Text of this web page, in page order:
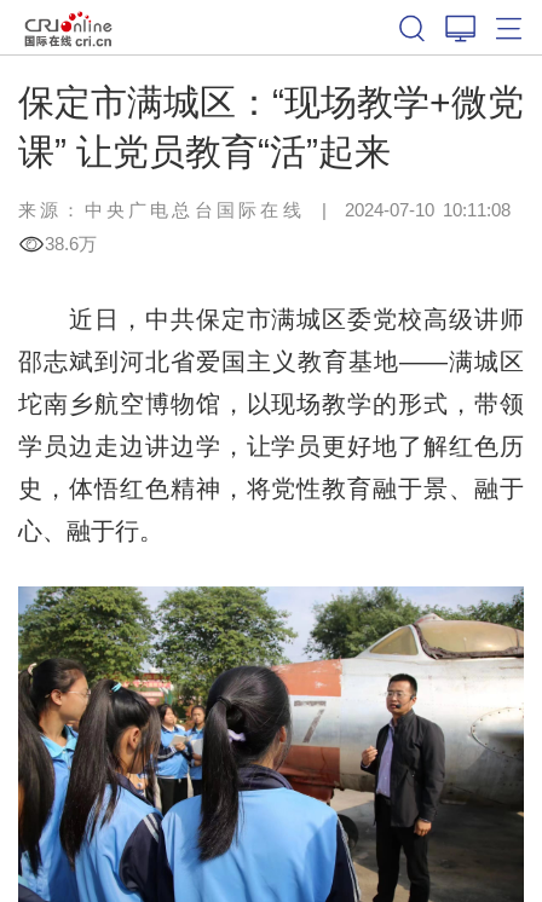
保定市满城区：“现场教学+微党
课” 让党员教育“活”起来
来源：中央广电总台国际在线 | 2024-07-10 10:11:08
38.6万
近日，中共保定市满城区委党校高级讲师
邵志斌到河北省爱国主义教育基地——满城区
坨南乡航空博物馆，以现场教学的形式，带领
学员边走边讲边学，让学员更好地了解红色历
史，体悟红色精神，将党性教育融于景、融于
心、融于行。